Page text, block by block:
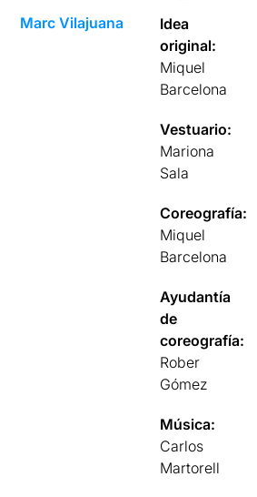
Marc Vilajuana
Idea
original:
Miquel
Barcelona
Vestuario:
Mariona
Sala
Coreografía:
Miquel
Barcelona
Ayudantía
de
coreografía:
Rober
Gómez
Música:
Carlos
Martorell